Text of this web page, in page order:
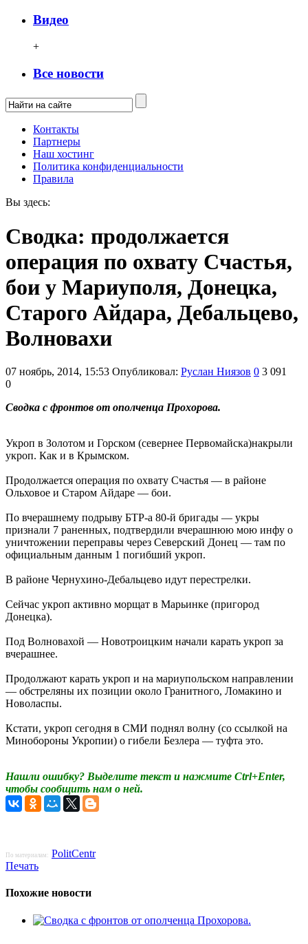
Видео
+
Все новости
Контакты
Партнеры
Наш хостинг
Политика конфиденциальности
Правила
Вы здесь:
Сводка: продолжается
операция по охвату Счастья,
бои у Мариуполя, Донецка,
Старого Айдара, Дебальцево,
Волновахи
07 ноябрь, 2014, 15:53 Опубликовал: Руслан Ниязов 0 3 091
0
Сводка с фронтов от ополченца Прохорова.
Укроп в Золотом и Горском (севернее Первомайска)накрыли
укроп. Как и в Крымском.
Продолжается операция по охвату Счастья — в районе
Ольховое и Старом Айдаре — бои.
По вчерашнему подрыву БТР-а 80-й бригады — укры
признали 7 раненных, подтвердили вчерашнюю мою инфу о
уничтожении переправы через Северский Донец — там по
официальным данным 1 погибший укроп.
В районе Чернухино-Дебальцево идут перестрелки.
Сейчас укроп активно морщат в Марьинке (пригород
Донецка).
Под Волновахой — Новотроицким начали карать укроп за
вчерашнее.
Продолжают карать укроп и на мариупольском направлении
— обстреляны их позиции около Гранитного, Ломакино и
Новоласпы.
Кстати, укроп сегодня в СМИ поднял волну (со ссылкой на
Минобороны Укропии) о гибели Безлера — туфта это.
Нашли ошибку? Выделите текст и нажмите Ctrl+Enter,
чтобы сообщить нам о ней.
По материалам: PolitCentr
Печать
Похожие новости